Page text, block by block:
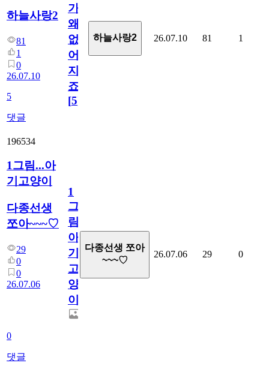
하늘사랑2
81
1
0
26.07.10
5
댓글
가
왜
없
어
지
죠.?
[5]
하늘사랑2 26.07.10 81 1
196534
1그림...아
기고양이
다종선생
쪼아~~~♡
29
0
0
26.07.06
0
댓글
1
그
림...
아
기
고
양
이
다종선생 쪼아
~~~♡
26.07.06 29 0